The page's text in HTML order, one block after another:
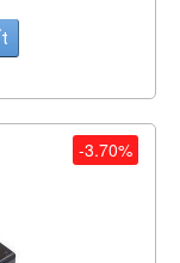
-3.70%